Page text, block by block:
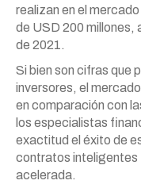
realizan en el
de USD 200 millones,
de 2021.
Si bien son cifras que
inversores, el
en comparación con
los especialistas
exactitud el éxito de
contratos
acelerada.